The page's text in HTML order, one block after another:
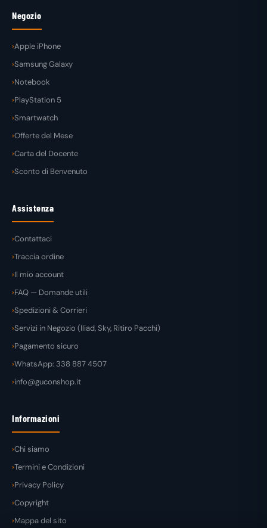
Negozio
Apple iPhone
Samsung Galaxy
Notebook
PlayStation 5
Smartwatch
Offerte del Mese
Carta del Docente
Sconto di Benvenuto
Assistenza
Contattaci
Traccia ordine
Il mio account
FAQ — Domande utili
Spedizioni & Corrieri
Servizi in Negozio (Iliad, Sky, Ritiro Pacchi)
Pagamento sicuro
WhatsApp: 338 887 4507
info@guconshop.it
Informazioni
Chi siamo
Termini e Condizioni
Privacy Policy
Copyright
Mappa del sito